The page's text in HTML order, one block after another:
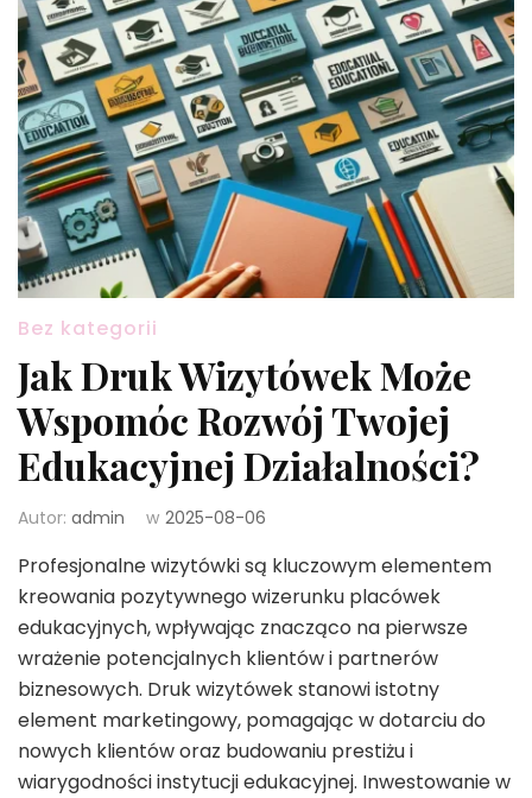
Bez kategorii
Jak Druk Wizytówek Może
Wspomóc Rozwój Twojej
Edukacyjnej Działalności?
Autor: admin w 2025-08-06
Profesjonalne wizytówki są kluczowym elementem
kreowania pozytywnego wizerunku placówek
edukacyjnych, wpływając znacząco na pierwsze
wrażenie potencjalnych klientów i partnerów
biznesowych. Druk wizytówek stanowi istotny
element marketingowy, pomagając w dotarciu do
nowych klientów oraz budowaniu prestiżu i
wiarygodności instytucji edukacyjnej. Inwestowanie w